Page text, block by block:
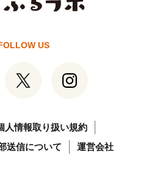
US
人情報取り扱い規約
送信について
運営会社